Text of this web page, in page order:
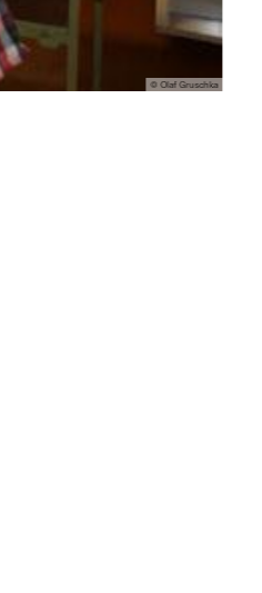
© Olaf Gruschka